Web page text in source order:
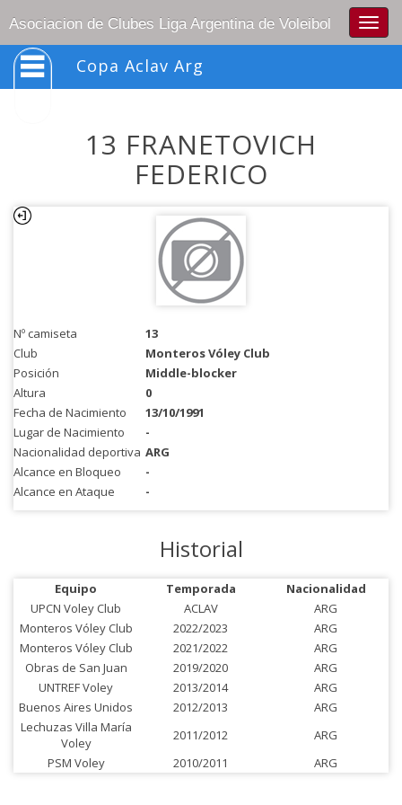
Asociacion de Clubes Liga Argentina de Voleibol
Copa Aclav Arg
13 FRANETOVICH
FEDERICO
Nº camiseta
13
Club
Monteros Vóley Club
Posición
Middle-blocker
Altura
0
Fecha de Nacimiento
13/10/1991
Lugar de Nacimiento
-
Nacionalidad deportiva ARG
Alcance en Bloqueo
-
Alcance en Ataque
-
Historial
Equipo Temporada
Nacionalidad
UPCN Voley Club
ACLAV
ARG
Monteros Vóley Club
2022/2023
ARG
Monteros Vóley Club
2021/2022
ARG
Obras de San Juan
2019/2020
ARG
UNTREF Voley
2013/2014
ARG
Buenos Aires Unidos
2012/2013
ARG
Lechuzas Villa María
Voley
2011/2012
ARG
PSM Voley
2010/2011 ARG